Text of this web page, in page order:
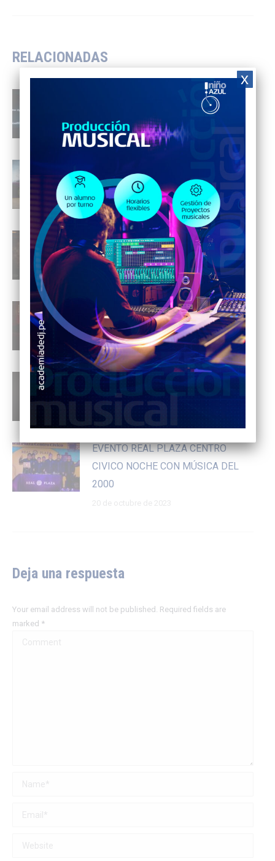
RELACIONADAS
3° ECHO TALKS LIMA 2025
LP FEST 3 FESTIVAL AUTOMOTRIZ
29 de septiembre de 2025
1° ECHO TALKS LIMA 2025
1 de mayo de 2025
ACTIVACIÓN CERVEZA MAHOU
20 de abril de 2025
EVENTO CON RON MEDELLÍN
26 de diciembre de 2024
EVENTO REAL PLAZA CENTRO
CIVICO NOCHE CON MÚSICA DEL
2000
Deja una respuesta
Your email address will not be published. Required fields are
marked *
x